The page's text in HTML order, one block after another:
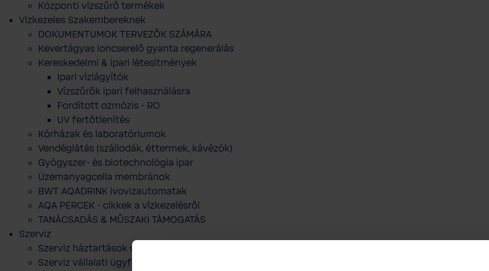
Központi vízszűrő termékek
Vizkezeles Szakembereknek
DOKUMENTUMOK TERVEZŐK SZÁMÁRA
Kevertágyas ioncserelő gyanta regenerálás
Kereskedelmi & ipari létesítmények
Ipari vízlágyítók
Vízszűrők ipari felhasználásra
Fordított ozmózis - RO
UV fertőtlenítés
Kórházak és laboratóriumok
Vendéglátás (szállodák, éttermek, kávézók)
Gyógyszer- és biotechnológia ipar
Üzemanyagcella membránok
BWT AQADRINK ivovizautomatak
AQA PERCEK - cikkek a vízkezelésről
TANÁCSADÁS & MŰSZAKI TÁMOGATÁS
Szerviz
Szerviz háztartások számára
Szerviz vállalati ügyfelek számára